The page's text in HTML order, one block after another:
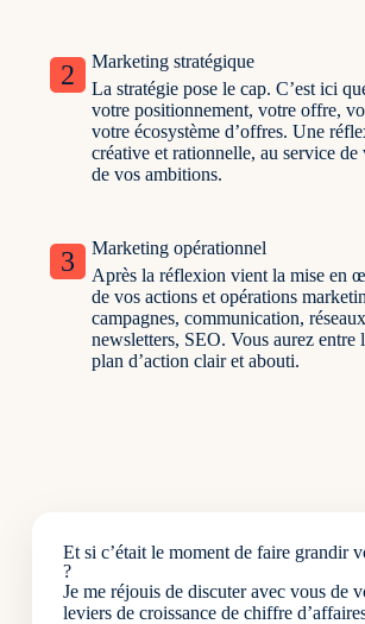
2
Marketing stratégique
La stratégie pose le cap. C’est ici
votre positionnement, votre offre,
votre écosystème d’offres. Une
créative et rationnelle, au service
de vos ambitions.
3
Marketing opérationnel
Après la réflexion vient la mise en
de vos actions et opérations
campagnes, communication,
newsletters, SEO. Vous aurez entre
plan d’action clair et abouti.
Et si c’était le moment de faire grandir
?
Je me réjouis de discuter avec vous de
leviers de croissance de chiffre